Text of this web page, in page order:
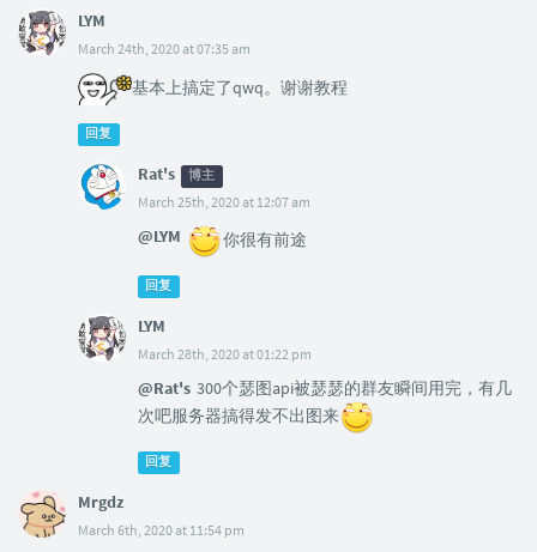
LYM
March 24th, 2020 at 07:35 am
基本上搞定了qwq。谢谢教程
回复
Rat's 博主
March 25th, 2020 at 12:07 am
@LYM 你很有前途
回复
LYM
March 28th, 2020 at 01:22 pm
@Rat's 300个瑟图api被瑟瑟的群友瞬间用完，有几
次吧服务器搞得发不出图来
回复
Mrgdz
March 6th, 2020 at 11:54 pm